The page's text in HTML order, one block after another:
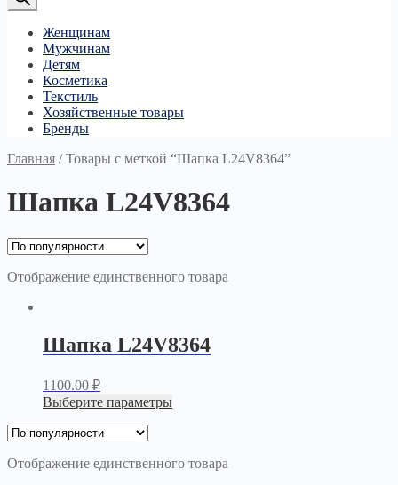
Женщинам
Мужчинам
Детям
Косметика
Текстиль
Хозяйственные товары
Бренды
Главная /Товары с меткой “Шапка L24V8364”
Шапка L24V8364
Отображение единственного товара
Шапка L24V8364
1100.00 ₽
Выберите параметры
Отображение единственного товара